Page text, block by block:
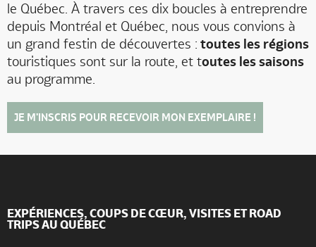
le Québec. À travers ces dix boucles à entreprendre
depuis Montréal et Québec, nous vous convions à
un grand festin de découvertes : toutes les régions
touristiques sont sur la route, et toutes les saisons
au programme.
JE M'INSCRIS POUR RECEVOIR MON EXEMPLAIRE !
EXPÉRIENCES, COUPS DE CŒUR, VISITES ET ROAD
TRIPS AU QUÉBEC